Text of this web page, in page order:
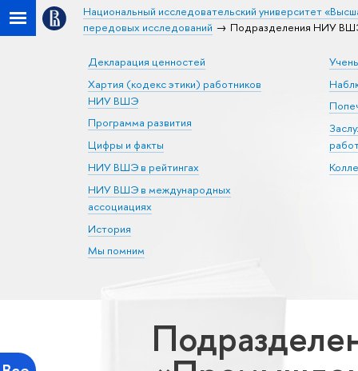
Национальный исследовательский университет
передовых исследований
Подразделения НИУ
Декларация ценностей
Хартия (кодекс этики) работников
НИУ ВШЭ
Программа развития
Цифры и факты
НИУ ВШЭ в рейтингах
НИУ ВШЭ в международных
ассоциациях
История
Мы помним